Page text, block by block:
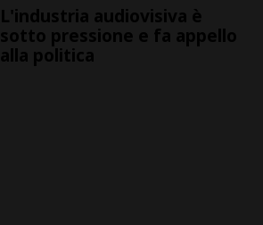
L'industria audiovisiva è
sotto pressione e fa appello
alla politica